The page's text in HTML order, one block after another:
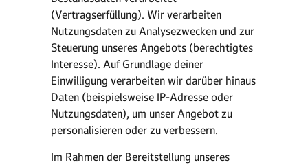
(Vertragserfüllung). Wir verarbeiten
Nutzungsdaten zu Analysezwecken und zur
Steuerung unseres Angebots (berechtigtes
Interesse). Auf Grundlage deiner
Einwilligung verarbeiten wir darüber hinaus
Daten (beispielsweise IP-Adresse oder
Nutzungsdaten), um unser Angebot zu
personalisieren oder zu verbessern.
Im Rahmen der Bereitstellung unseres